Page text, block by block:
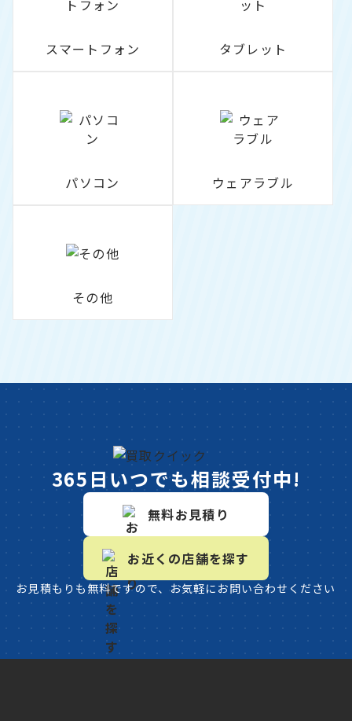
スマートフォン タブレット
パソコン ウェアラブル
その他
365日いつでも相談受付中!
無料お見積り
お近くの店舗を探す
お見積もりも無料ですので、お気軽にお問い合わせください